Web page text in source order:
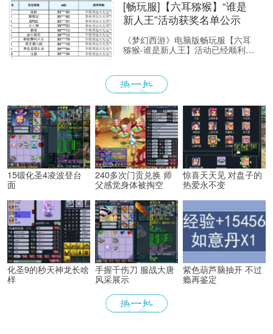
[畅玩服]【六耳猕猴】“谁是
新人王”活动获奖名单公示
《梦幻西游》电脑版畅玩服【六耳
猕猴-谁是新人王】活动已经顺利落
如下：https://xyq.
15锻化圣4凌波登台
面
240多次门贡兑换 师
父感觉身体被掏空
惊喜天天见 对盘子的
热爱永不变
化圣9的秒天神龙长啥
样
手握千伤刀 服战大唐
风采展示
紫色葫芦脑抽开 不过
瘾再鉴定